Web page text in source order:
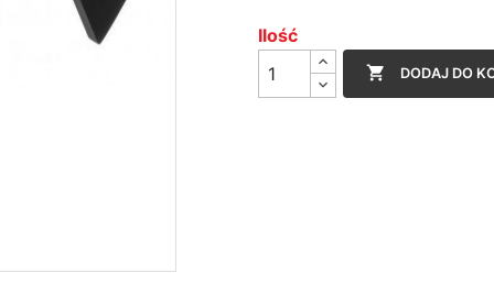
Ilość
 DODAJ DO